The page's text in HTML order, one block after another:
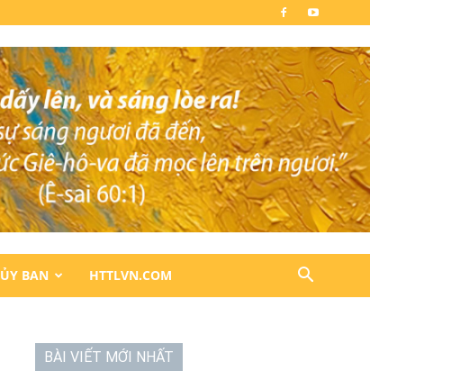
ỦY BAN HTTLVN.COM
BÀI VIẾT MỚI NHẤT